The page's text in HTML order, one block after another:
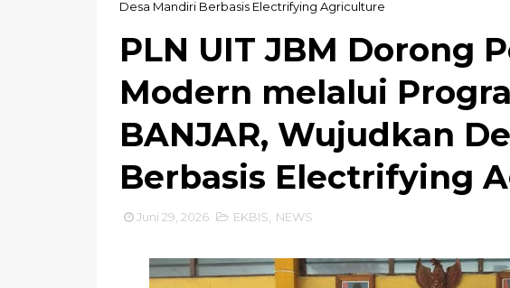
Desa Mandiri Berbasis Electrifying Agriculture
PLN UIT JBM Dorong
Modern melalui
BANJAR, Wujudkan
Berbasis Electrifying
Juni 29, 2026 EKBIS NEWS